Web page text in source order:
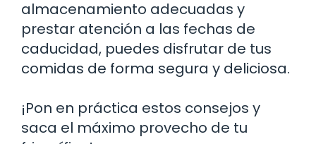
almacenamiento adecuadas y
prestar atención a las fechas de
caducidad, puedes disfrutar de tus
comidas de forma segura y deliciosa.
¡Pon en práctica estos consejos y
saca el máximo provecho de tu